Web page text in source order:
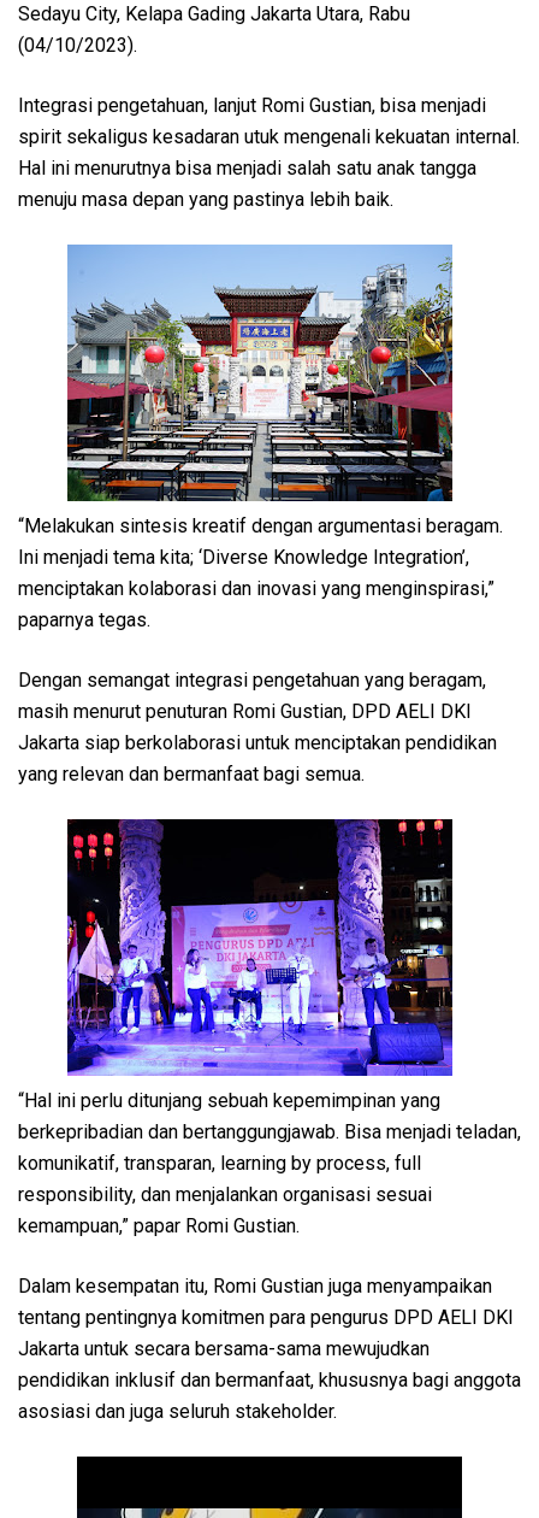
Sedayu City, Kelapa Gading Jakarta Utara, Rabu
(04/10/2023).
Integrasi pengetahuan, lanjut Romi Gustian, bisa menjadi
spirit sekaligus kesadaran utuk mengenali kekuatan internal.
Hal ini menurutnya bisa menjadi salah satu anak tangga
menuju masa depan yang pastinya lebih baik.
“Melakukan sintesis kreatif dengan argumentasi beragam.
Ini menjadi tema kita; ‘Diverse Knowledge Integration’,
menciptakan kolaborasi dan inovasi yang menginspirasi,”
paparnya tegas.
Dengan semangat integrasi pengetahuan yang beragam,
masih menurut penuturan Romi Gustian, DPD AELI DKI
Jakarta siap berkolaborasi untuk menciptakan pendidikan
yang relevan dan bermanfaat bagi semua.
“Hal ini perlu ditunjang sebuah kepemimpinan yang
berkepribadian dan bertanggungjawab. Bisa menjadi teladan,
komunikatif, transparan, learning by process, full
responsibility, dan menjalankan organisasi sesuai
kemampuan,” papar Romi Gustian.
Dalam kesempatan itu, Romi Gustian juga menyampaikan
tentang pentingnya komitmen para pengurus DPD AELI DKI
Jakarta untuk secara bersama-sama mewujudkan
pendidikan inklusif dan bermanfaat, khususnya bagi anggota
asosiasi dan juga seluruh stakeholder.